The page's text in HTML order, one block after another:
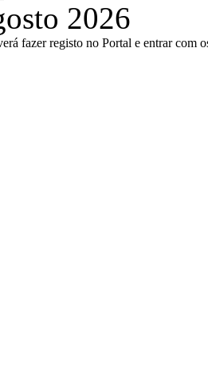
2026
fazer registo no Portal e entrar com